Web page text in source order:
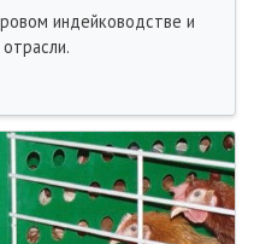
индейководстве и